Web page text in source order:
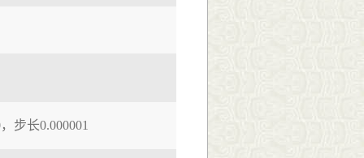
步长0.000001